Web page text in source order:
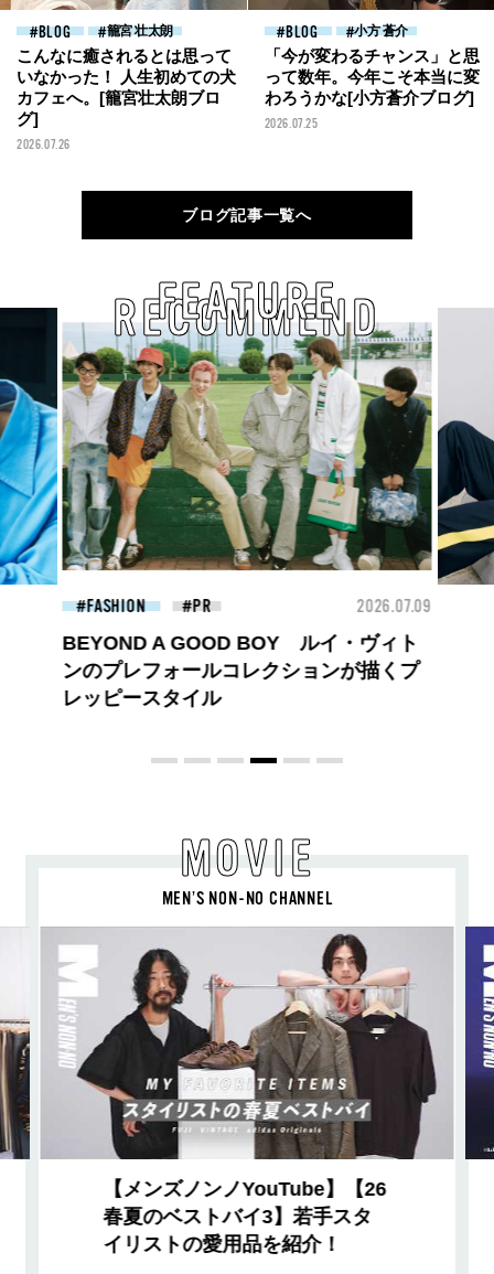
BLOG 籠宮 壮太朗
こんなに癒されるとは思って
いなかった！ 人生初めての犬
カフェへ。[籠宮壮太朗ブロ
グ]
2026.07.26
BLOG 小方 蒼介
「今が変わるチャンス」と思
って数年。今年こそ本当に変
わろうかな[小方蒼介ブログ]
2026.07.25
ブログ記事一覧へ
RECOMMEND
FEATURE
FASHION 2026.07.09
ロエベの新しい世界へようこそ。大胆な
コントラストとレイヤードの先に。装う
喜び、明るいスピリット
MOVIE
MEN’S NON-NO CHANNEL
【メンズノンノYouTube】【26
春夏のベストバイ3】若手スタ
イリストの愛用品を紹介！